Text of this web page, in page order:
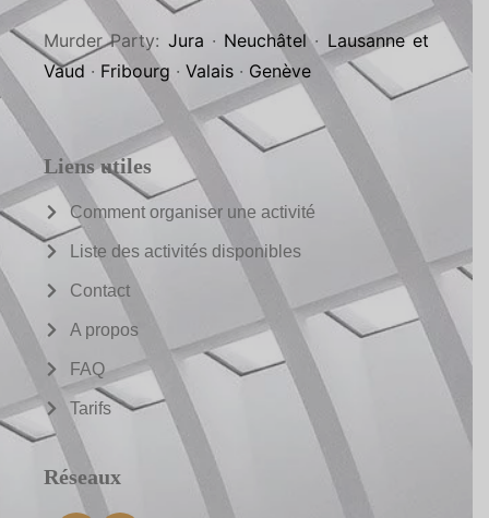
Murder Party: Jura · Neuchâtel· Lausanne et
Vaud · Fribourg · Valais · Genève
Liens utiles
Comment organiser une activité
Liste des activités disponibles
Contact
A propos
FAQ
Tarifs
Réseaux